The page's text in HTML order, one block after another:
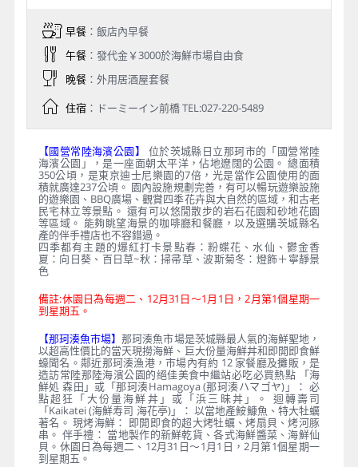
早餐：飯店內早餐
午餐：發代金￥3000於海鮮市場自由食
晚餐：外用居酒屋套餐
住宿：ドーミーイン前橋 TEL:027-220-5489
【國營常陸海濱公園】
位於茨城縣日立那珂市的「國營常陸
海濱公園」，是一座面朝太平洋，佔地遼闊的公園。 總面積
350公頃，是東京迪士尼樂園的7倍，光是當作公園使用的面
積就廣達237公頃。 園內設施規劃完善，有可以暢玩遊樂設施
的遊樂園、BBQ廣場、觀賞四季花卉與大自然的區域，和古老
民宅林立等景點。 還有可以悠閒散步的岩石花園和砂地花園
等區域。 能夠眺望海景的咖啡廳和餐廳，以及選購茨城縣名
產的伴手禮店也不容錯過。
四季都有主題的爆紅打卡景點春：粉蝶花、水仙、鬱金香
夏：向日葵、百日草~秋：掃帚草、波斯菊冬：燈飾＋寧靜景
色
備註:休園日為每週二、12月31日〜1月1日，2月第1個星期一
到星期五。
【那珂湊魚市場】那珂湊魚市場是茨城縣最人氣的海鮮聖地，
以超高性價比的當天現撈海鮮、巨大份量海鮮丼和即開即食鮮
蠔聞名。鄰近那珂湊漁港，市場內有約 12 家餐廳及攤販，是
造訪常陸那陸海濱公園的絕佳美食中繼站必吃必買熱點 「海
鮮処 森田」或「那珂湊Hamagoya (那珂湊ハマゴヤ)」： 必
點超狂「大份量海鮮丼」或「浜三昧丼」。 迴轉壽司
「Kaikatei (海鮮寿司 海花亭)」： 以當地產鮟鱇魚、特大牡蠣
著名。 現烤海鮮： 即開即食的超大烤牡蠣、烤扇貝、烤河豚
串。 伴手禮： 當地製作的新鮮乾貨、各式海鮮醬菜、海鮮仙
貝。休園日為每週二、12月31日〜1月1日，2月第1個星期一
到星期五。